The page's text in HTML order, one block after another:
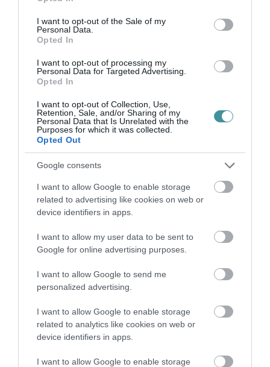
use your data for below specified purposes in below Google
consent section.
I want to opt-out of the Sale of my
Personal Data.
Opted In
I want to opt-out of processing my
Personal Data for Targeted Advertising.
Opted In
I want to opt-out of Collection, Use,
Retention, Sale, and/or Sharing of my
Personal Data that Is Unrelated with the
Purposes for which it was collected.
Opted Out
Google consents
I want to allow Google to enable storage
related to advertising like cookies on web or
device identifiers in apps.
I want to allow my user data to be sent to
Google for online advertising purposes.
I want to allow Google to send me
personalized advertising.
I want to allow Google to enable storage
related to analytics like cookies on web or
device identifiers in apps.
I want to allow Google to enable storage
összpontosulnak. Keresletcsökkenés még
kevésbé fenyeget, a karácsonyi szokásoknak
köszönhetően a fenyőfatermesztésnek van
jövője Magyarországon - közölte a Magyar
Díszkertészek Szakmaközi Szerveze.
indexkép: Getty Images
Ne maradjon le a legfrissebb hírekről, kövessen
bennünket az EGRI ÜGYEK Google Hírek oldalán!
Legfrissebb híreink